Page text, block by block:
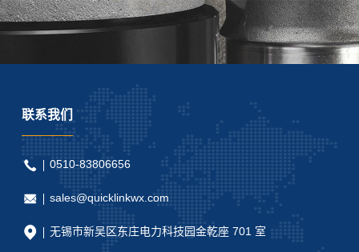
联系我们
0510-83806656
sales@quicklinkwx.com
无锡市新吴区东庄电力科技园金乾座 701 室